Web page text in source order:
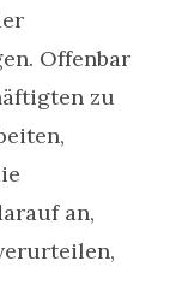
Offenbar
zu
an,